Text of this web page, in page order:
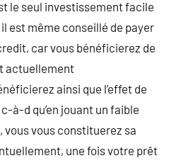
le seul investissement facile
est même conseillé de payer
car vous bénéficierez de
actuellement
ainsi que l’effet de
à-d qu’en jouant un faible
vous constituerez sa
une fois votre prêt